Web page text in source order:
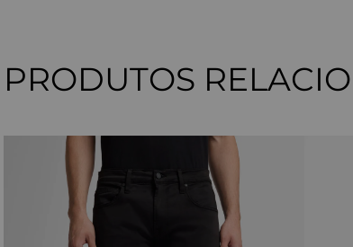
PRODUTOS